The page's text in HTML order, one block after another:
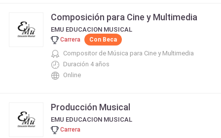
Composición para Cine y Multimedia
EMU EDUCACION MUSICAL
Carrera Con Beca
Compositor de Música para Cine y Multimedia
Duración 4 años
Online
Producción Musical
EMU EDUCACION MUSICAL
Carrera